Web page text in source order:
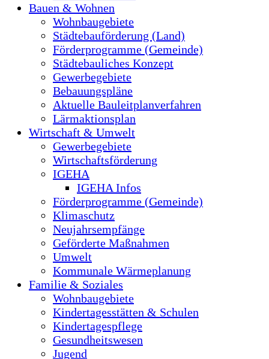
Bauen & Wohnen
Wohnbaugebiete
Städtebauförderung (Land)
Förderprogramme (Gemeinde)
Städtebauliches Konzept
Gewerbegebiete
Bebauungspläne
Aktuelle Bauleitplanverfahren
Lärmaktionsplan
Wirtschaft & Umwelt
Gewerbegebiete
Wirtschaftsförderung
IGEHA
IGEHA Infos
Förderprogramme (Gemeinde)
Klimaschutz
Neujahrsempfänge
Geförderte Maßnahmen
Umwelt
Kommunale Wärmeplanung
Familie & Soziales
Wohnbaugebiete
Kindertagesstätten & Schulen
Kindertagespflege
Gesundheitswesen
Jugend